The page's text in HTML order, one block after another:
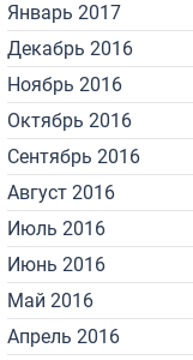
Январь 2017
Декабрь 2016
Ноябрь 2016
Октябрь 2016
Сентябрь 2016
Август 2016
Июль 2016
Июнь 2016
Май 2016
Апрель 2016